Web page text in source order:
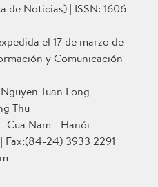
de Noticias) | ISSN: 1606 -
el 17 de marzo de
y Comunicación
Tuan Long
Thu
Cua Nam - Hanói
24) 3933 2291